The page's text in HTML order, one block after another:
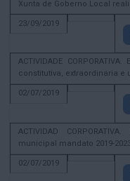
Xunta de Goberno Local
23/09/2019
ACTIVIDADE
constitutiva, extraordinaria e
02/07/2019
ACTIVIDAD
municipal mandato 2019-
02/07/2019